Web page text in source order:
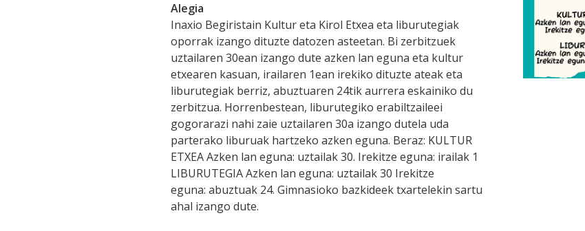
Alegia
Inaxio Begiristain Kultur eta Kirol Etxea eta liburutegiak
oporrak izango dituzte datozen asteetan. Bi zerbitzuek
uztailaren 30ean izango dute azken lan eguna eta kultur
etxearen kasuan, irailaren 1ean irekiko dituzte ateak eta
liburutegiak berriz, abuztuaren 24tik aurrera eskainiko du
zerbitzua. Horrenbestean, liburutegiko erabiltzaileei
gogorarazi nahi zaie uztailaren 30a izango dutela uda
parterako liburuak hartzeko azken eguna. Beraz: KULTUR
ETXEA Azken lan eguna: uztailak 30. Irekitze eguna: irailak 1
LIBURUTEGIA Azken lan eguna: uztailak 30 Irekitze
eguna: abuztuak 24. Gimnasioko bazkideek txartelekin sartu
ahal izango dute.